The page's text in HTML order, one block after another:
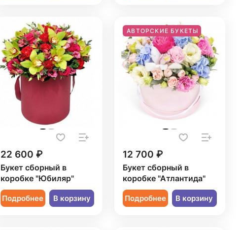
22 600 ₽
Букет сборный в
коробке "Юбиляр"
Подробнее В корзину
АВТОРСКИЕ БУКЕТЫ
12 700 ₽
Букет сборный в
коробке "Атлантида"
Подробнее В корзину